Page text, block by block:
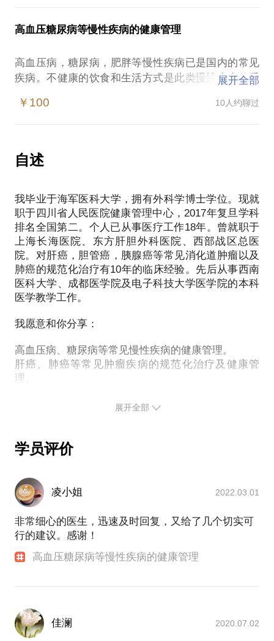
高血压糖尿病等慢性疾病的健康管理
高血压病，糖尿病，肥胖等慢性疾病已是国内的常见
疾病。不健康的饮食和生活方式是此类慢性疾病的重
健康管理是预防和治疗此类疾病的重要方法。我所在
强大的学科影响力。我们愿意为您提供全方位的健康
管理服务，实现高血压病、糖尿病、肥胖等常见慢性
展开全部
￥100 10人约聊过
自述
我毕业于海军医科大学，拥有外科学博士学位。现就
职于四川省人民医院健康管理中心，2017年复旦学科
排名全国第二。个人已从事医疗工作18年。曾就职于
上海长海医院、东方肝胆外科医院、西部战区总医
院。对肝癌，胆管癌，胰腺癌等常见消化道肿瘤以及
肺癌的规范化治疗有10年的临床经验。先后从事西南
医科大学、成都医学院及电子科技大学医学院的本科
医学教学工作。
我愿意和你分享：
高血压病、糖尿病等常见慢性疾病的健康管理。
肝癌、肺癌等常见肿瘤疾病的规范化治疗及健康管
理。
医学生的职业规划与发展建议。
展开全部
学员评价
凌小姐 2022.03.01
非常细心的医生，迅速及时回复，又给了几个切实可
行的建议。感谢！
高血压糖尿病等慢性疾病的健康管理
佳澜 2020.07.02